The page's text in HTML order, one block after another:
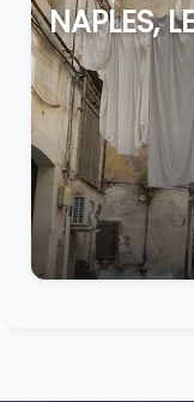
NAPLES,